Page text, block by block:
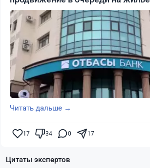
Читать дальше →
17 34 0 17
Цитаты экспертов